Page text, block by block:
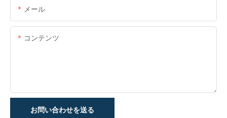
メール
コンテンツ
お問い合わせを送る